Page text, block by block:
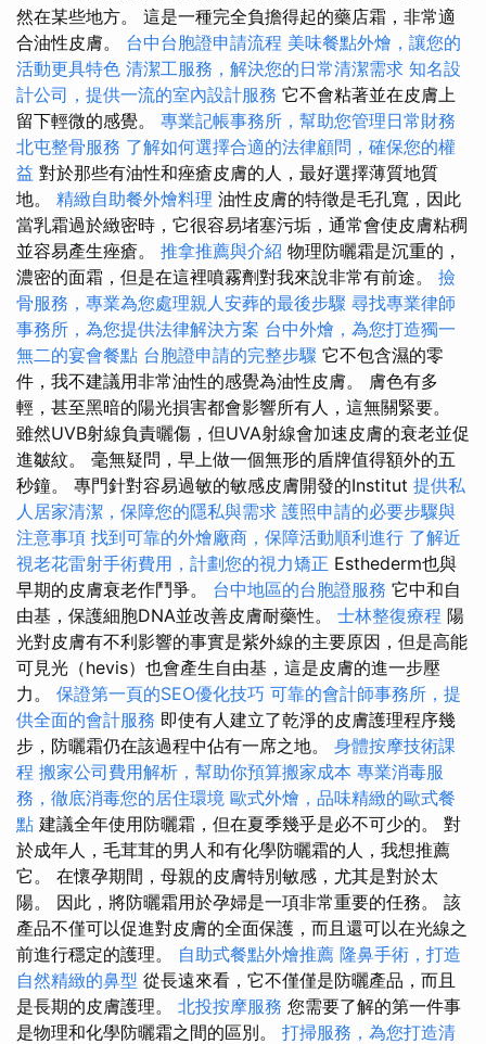
然在某些地方。 這是一種完全負擔得起的藥店霜，非常適
合油性皮膚。 台中台胞證申請流程 美味餐點外燴，讓您的
活動更具特色 清潔工服務，解決您的日常清潔需求 知名設
計公司，提供一流的室內設計服務 它不會粘著並在皮膚上
留下輕微的感覺。 專業記帳事務所，幫助您管理日常財務
北屯整骨服務 了解如何選擇合適的法律顧問，確保您的權
益 對於那些有油性和痤瘡皮膚的人，最好選擇薄質地質
地。 精緻自助餐外燴料理 油性皮膚的特徵是毛孔寬，因此
當乳霜過於緻密時，它很容易堵塞污垢，通常會使皮膚粘稠
並容易產生痤瘡。 推拿推薦與介紹 物理防曬霜是沉重的，
濃密的面霜，但是在這裡噴霧劑對我來說非常有前途。 撿
骨服務，專業為您處理親人安葬的最後步驟 尋找專業律師
事務所，為您提供法律解決方案 台中外燴，為您打造獨一
無二的宴會餐點 台胞證申請的完整步驟 它不包含濕的零
件，我不建議用非常油性的感覺為油性皮膚。 膚色有多
輕，甚至黑暗的陽光損害都會影響所有人，這無關緊要。
雖然UVB射線負責曬傷，但UVA射線會加速皮膚的衰老並促
進皺紋。 毫無疑問，早上做一個無形的盾牌值得額外的五
秒鐘。 專門針對容易過敏的敏感皮膚開發的Institut 提供私
人居家清潔，保障您的隱私與需求 護照申請的必要步驟與
注意事項 找到可靠的外燴廠商，保障活動順利進行 了解近
視老花雷射手術費用，計劃您的視力矯正 Esthederm也與
早期的皮膚衰老作鬥爭。 台中地區的台胞證服務 它中和自
由基，保護細胞DNA並改善皮膚耐藥性。 士林整復療程 陽
光對皮膚有不利影響的事實是紫外線的主要原因，但是高能
可見光（hevis）也會產生自由基，這是皮膚的進一步壓
力。 保證第一頁的SEO優化技巧 可靠的會計師事務所，提
供全面的會計服務 即使有人建立了乾淨的皮膚護理程序幾
步，防曬霜仍在該過程中佔有一席之地。 身體按摩技術課
程 搬家公司費用解析，幫助你預算搬家成本 專業消毒服
務，徹底消毒您的居住環境 歐式外燴，品味精緻的歐式餐
點 建議全年使用防曬霜，但在夏季幾乎是必不可少的。 對
於成年人，毛茸茸的男人和有化學防曬霜的人，我想推薦
它。 在懷孕期間，母親的皮膚特別敏感，尤其是對於太
陽。 因此，將防曬霜用於孕婦是一項非常重要的任務。 該
產品不僅可以促進對皮膚的全面保護，而且還可以在光線之
前進行穩定的護理。 自助式餐點外燴推薦 隆鼻手術，打造
自然精緻的鼻型 從長遠來看，它不僅僅是防曬產品，而且
是長期的皮膚護理。 北投按摩服務 您需要了解的第一件事
是物理和化學防曬霜之間的區別。 打掃服務，為您打造清